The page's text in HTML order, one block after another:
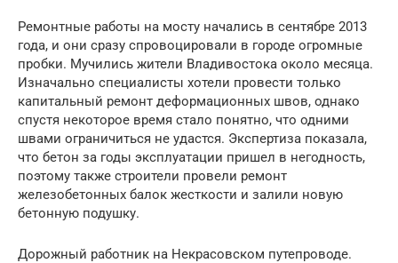
Ремонтные работы на мосту начались в сентябре 2013
года, и они сразу спровоцировали в городе огромные
пробки. Мучились жители Владивостока около месяца.
Изначально специалисты хотели провести только
капитальный ремонт деформационных швов, однако
спустя некоторое время стало понятно, что одними
швами ограничиться не удастся. Экспертиза показала,
что бетон за годы эксплуатации пришел в негодность,
поэтому также строители провели ремонт
железобетонных балок жесткости и залили новую
бетонную подушку.
Дорожный работник на Некрасовском путепроводе.